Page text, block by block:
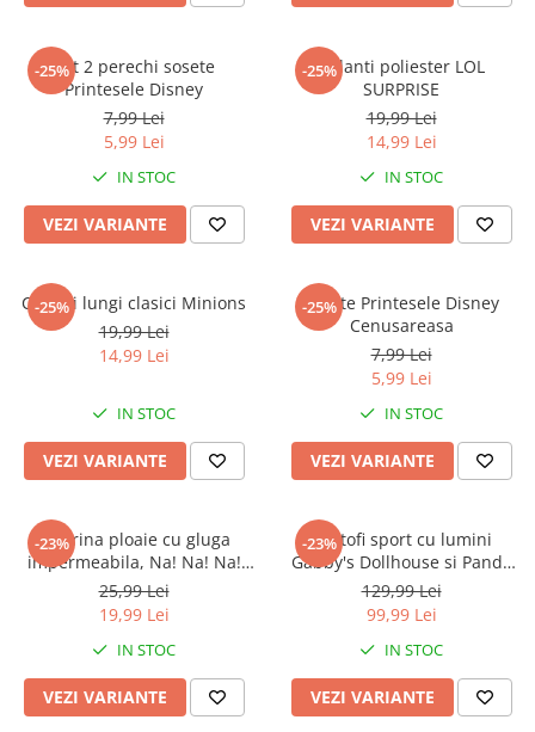
-25%Set 2 perechi sosete
Printesele Disney
7,99 Lei
5,99 Lei
IN STOC
VEZI VARIANTE
-25%Colanti poliester LOL
SURPRISE
19,99 Lei
14,99 Lei
IN STOC
VEZI VARIANTE
-25%
Colanti lungi clasici Minions
19,99 Lei
14,99 Lei
IN STOC
VEZI VARIANTE
-25%
Sosete Printesele Disney
Cenusareasa
7,99 Lei
5,99 Lei
IN STOC
VEZI VARIANTE
-23%
Pelerina ploaie cu gluga
impermeabila, Na! Na! Na!
Surprise
25,99 Lei
19,99 Lei
IN STOC
VEZI VARIANTE
-23%
Pantofi sport cu lumini
Gabby's Dollhouse si Pandy
Paws
129,99 Lei
99,99 Lei
IN STOC
VEZI VARIANTE